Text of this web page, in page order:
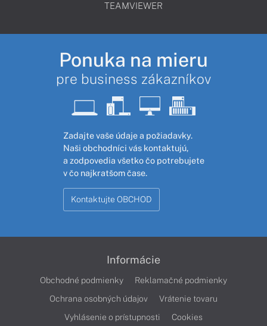
TEAMVIEWER
Ponuka na mieru
pre business zákazníkov
Zadajte vaše údaje a požiadavky.
Naši obchodníci vás kontaktujú,
a zodpovedia všetko čo potrebujete
v čo najkratšom čase.
Kontaktujte OBCHOD
Informácie
Obchodné podmienky
Reklamačné podmienky
Ochrana osobných údajov
Vrátenie tovaru
Vyhlásenie o prístupnosti
Cookies